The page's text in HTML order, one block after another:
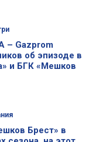
– Gazprom
об эпизоде в
и БГК «Мешков
Брест» в